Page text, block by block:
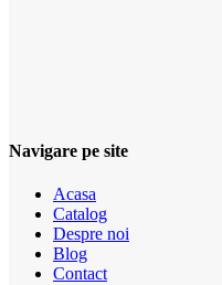
Navigare pe site
Acasa
Catalog
Despre noi
Blog
Contact